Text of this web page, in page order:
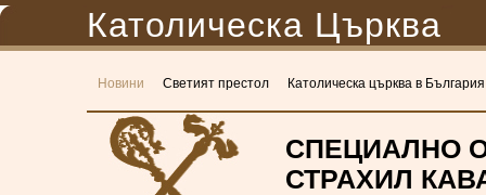
Католическа Църква
Новини Светият престол Католическа църква в България
СПЕЦИАЛНО
СТРАХИЛ